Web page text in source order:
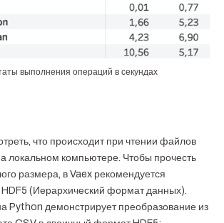
выполнения операций в секундах
что происходит при чтении файлов
локальном компьютере. Чтобы прочесть
размера, в Vaex рекомендуется
HDF5 (Иерархический формат данных).
Python демонстрирует преобразование из